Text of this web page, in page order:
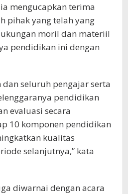
mengucapkan terima
pihak yang telah yang
moril dan materiil
pendidikan ini dengan
dan seluruh pengajar serta
pendidikan
evaluasi secara
10 komponen pendidikan
kualitas
selanjutnya,” kata
diwarnai dengan acara